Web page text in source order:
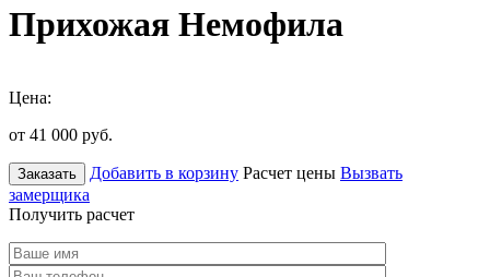
Прихожая Немофила
Цена:
от 41 000 руб.
Заказать Добавить в корзину Расчет цены Вызвать
замерщика
Получить расчет